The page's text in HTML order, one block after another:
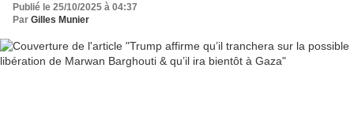
Publié le 25/10/2025 à 04:37
Par Gilles Munier